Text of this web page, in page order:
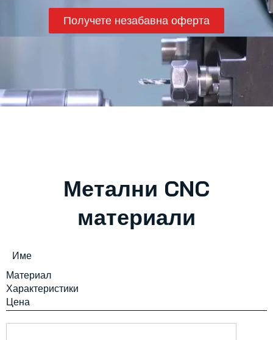
Получете незабавна оферта
Метални CNC
материали
Име
Материал
Характеристики
Цена